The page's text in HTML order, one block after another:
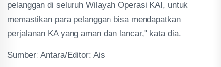
pelanggan di seluruh Wilayah Operasi KAI, untuk
memastikan para pelanggan bisa mendapatkan
perjalanan KA yang aman dan lancar," kata dia.
Sumber: Antara/Editor: Ais